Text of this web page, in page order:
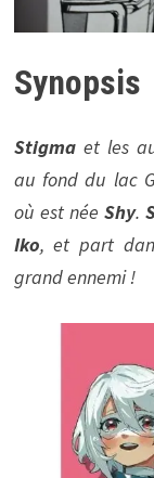
Synopsis
Stigma et les
au fond du lac
où est néeShy.
Iko, et part
grand ennemi !